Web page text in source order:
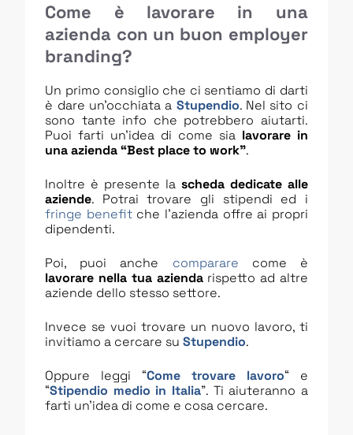
Come è lavorare in una
azienda con un buon employer
branding?
Un primo consiglio che ci sentiamo di darti
è dare un’occhiata a Stupendio. Nel sito ci
sono tante info che potrebbero aiutarti.
Puoi farti un’idea di come sia lavorare in
una azienda “Best place to work”.
Inoltre è presente la scheda dedicate alle
aziende. Potrai trovare gli stipendi ed i
fringe benefitche l’azienda offre ai propri
dipendenti.
Poi, puoi anche comparare come è
lavorare nella tua aziendarispetto ad altre
aziende dello stesso settore.
Invece se vuoi trovare un nuovo lavoro, ti
invitiamo a cercare suStupendio.
Oppure leggi “Come trovare lavoro“ e
“Stipendio medio in Italia”. Ti aiuteranno a
farti un’idea di come e cosa cercare.